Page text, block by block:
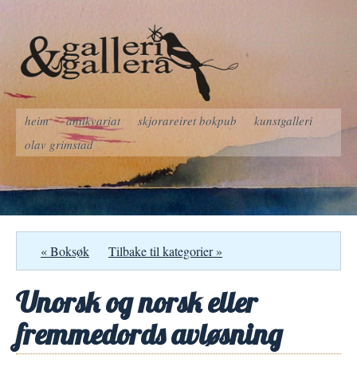
heim antikvariat skjorareiret bokpub
kunstgalleri
olav grimstad
« Boksøk Tilbake til kategorier »
Unorsk og norsk eller
fremmedords avløsning